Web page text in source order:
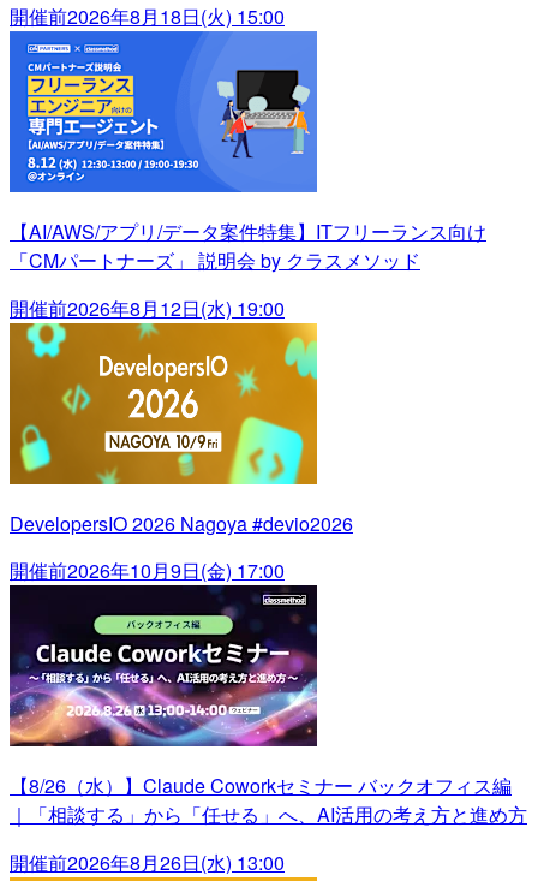
開催前2026年8月18日(火) 15:00
【AI/AWS/アプリ/データ案件特集】ITフリーランス向け
「CMパートナーズ」 説明会 by クラスメソッド
開催前2026年8月12日(水) 19:00
DevelopersIO 2026 Nagoya #devio2026
開催前2026年10月9日(金) 17:00
【8/26（水）】Claude Coworkセミナー バックオフィス編
｜「相談する」から「任せる」へ、AI活用の考え方と進め方
開催前2026年8月26日(水) 13:00